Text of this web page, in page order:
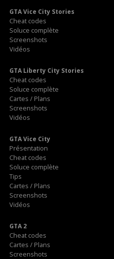
GTA Vice City Stories
Cheat codes
Soluce complète
Screenshots
Vidéos
GTA Liberty City Stories
Cheat codes
Soluce complète
Cartes / Plans
Screenshots
Vidéos
GTA Vice City
Présentation
Cheat codes
Soluce complète
Tips
Cartes / Plans
Screenshots
Vidéos
GTA 2
Cheat codes
Cartes / Plans
Screenshots